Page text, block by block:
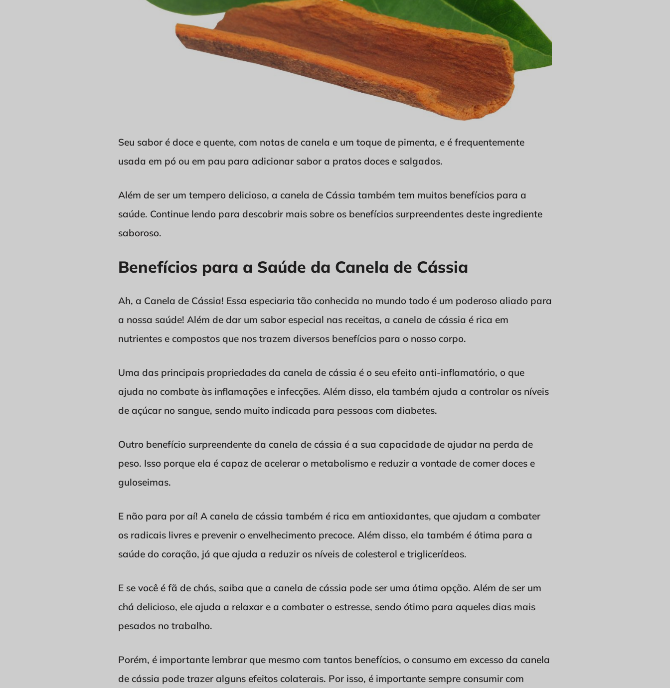
Seu sabor é doce e quente, com notas de canela e um toque de pimenta, e é frequentemente
usada em pó ou em pau para adicionar sabor a pratos doces e salgados.
Além de ser um tempero delicioso, a canela de Cássia também tem muitos benefícios para a
saúde. Continue lendo para descobrir mais sobre os benefícios surpreendentes deste ingrediente
saboroso.
Benefícios para a Saúde da Canela de Cássia
Ah, a Canela de Cássia! Essa especiaria tão conhecida no mundo todo é um poderoso aliado para
a nossa saúde! Além de dar um sabor especial nas receitas, a canela de cássia é rica em
nutrientes e compostos que nos trazem diversos benefícios para o nosso corpo.
Uma das principais propriedades da canela de cássia é o seu efeito anti-inflamatório, o que
ajuda no combate às inflamações e infecções. Além disso, ela também ajuda a controlar os níveis
de açúcar no sangue, sendo muito indicada para pessoas com diabetes.
Outro benefício surpreendente da canela de cássia é a sua capacidade de ajudar na perda de
peso. Isso porque ela é capaz de acelerar o metabolismo e reduzir a vontade de comer doces e
guloseimas.
E não para por aí! A canela de cássia também é rica em antioxidantes, que ajudam a combater
os radicais livres e prevenir o envelhecimento precoce. Além disso, ela também é ótima para a
saúde do coração, já que ajuda a reduzir os níveis de colesterol e triglicerídeos.
E se você é fã de chás, saiba que a canela de cássia pode ser uma ótima opção. Além de ser um
chá delicioso, ele ajuda a relaxar e a combater o estresse, sendo ótimo para aqueles dias mais
pesados no trabalho.
Porém, é importante lembrar que mesmo com tantos benefícios, o consumo em excesso da canela
de cássia pode trazer alguns efeitos colaterais. Por isso, é importante sempre consumir com